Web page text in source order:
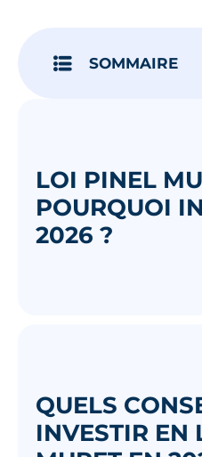
SOMMAIRE
LOI PINEL
POURQUOI
2026 ?
QUELS
INVESTIR EN